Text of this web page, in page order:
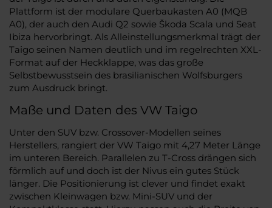
Plattform ist der modulare Querbaukasten A0 (MQB
A0), der auch den Audi Q2 sowie Škoda Scala und Seat
Ibiza hervorbringt. Als Alleinstellungsmerkmal trägt der
Taigo seinen Namen deutlich und im regelrechten XXL-
Format auf der Heckklappe, was das große
Selbstbewusstsein des brasilianischen Wolfsburgers
zum Ausdruck bringt.
Maße und Daten des VW Taigo
Unter den SUV bzw. Crossover-Modellen seines
Herstellers, rangiert der VW Taigo mit 4,27 Meter Länge
im unteren Bereich. Parallelen zu T-Cross drängen sich
förmlich auf und doch ist der Nivus ein gutes Stück
länger. Die Positionierung ist clever und findet exakt
zwischen Kleinwagen bzw. Mini-SUV und der